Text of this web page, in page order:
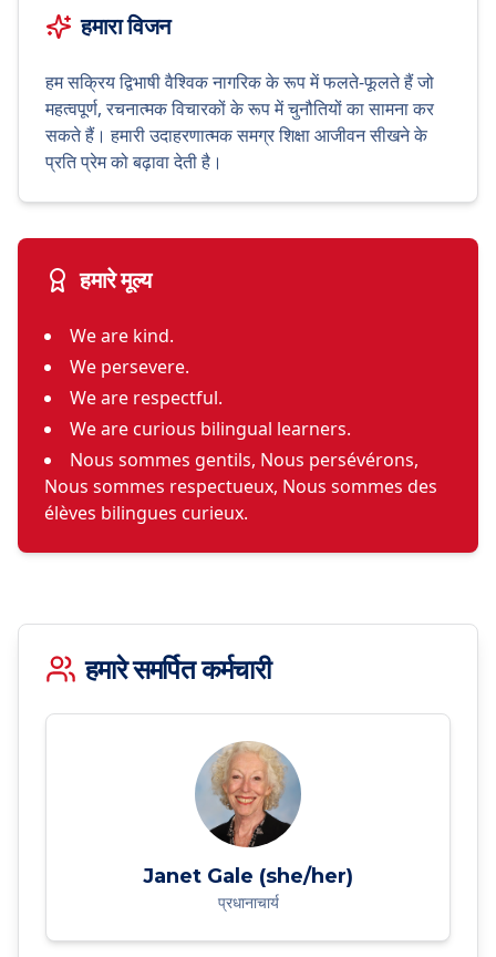
हमारा विजन
हम सक्रिय द्विभाषी वैश्विक नागरिक के रूप में फलते-फूलते हैं जो
महत्वपूर्ण, रचनात्मक विचारकों के रूप में चुनौतियों का सामना कर
सकते हैं। हमारी उदाहरणात्मक समग्र शिक्षा आजीवन सीखने के
प्रति प्रेम को बढ़ावा देती है।
हमारे मूल्य
We are kind.
We persevere.
We are respectful.
We are curious bilingual learners.
Nous sommes gentils, Nous persévérons,
Nous sommes respectueux, Nous sommes des
élèves bilingues curieux.
हमारे समर्पित कर्मचारी
Janet Gale (she/her)
प्रधानाचार्य